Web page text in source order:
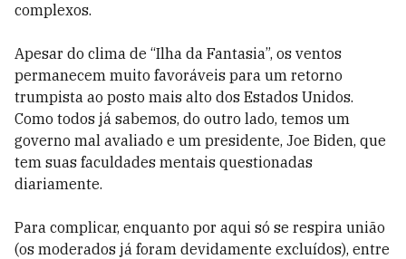
complexos.
Apesar do clima de “Ilha da Fantasia”, os ventos
permanecem muito favoráveis para um retorno
trumpista ao posto mais alto dos Estados Unidos.
Como todos já sabemos, do outro lado, temos um
governo mal avaliado e um presidente, Joe Biden, que
tem suas faculdades mentais questionadas
diariamente.
Para complicar, enquanto por aqui só se respira união
(os moderados já foram devidamente excluídos), entre